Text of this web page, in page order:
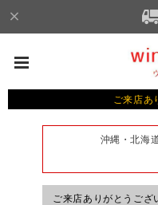
ご来店あ
沖縄・北海
ご来店ありがとうござ